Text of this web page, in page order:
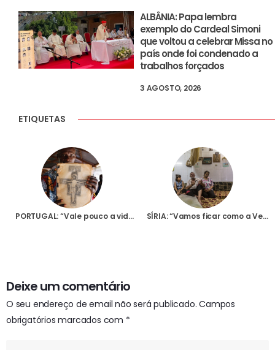
ALBÂNIA: Papa lembra
exemplo do Cardeal Simoni
que voltou a celebrar Missa no
país onde foi condenado a
trabalhos forçados
3 AGOSTO, 2026
ETIQUETAS
PORTUGAL: “Vale pouco a vida em África”, afirma o Bispo Auxiliar de Bangassou na ‘Via Sacra’ que escreveu para a Fundação AIS SÍRIA: “Vamos ficar como a Venezuela”, diz religiosa portuguesa, que vive em Qara, ao fim de 10 anos de guerra
Deixe um comentário
O seu endereço de email não será publicado. Campos
obrigatórios marcados com *